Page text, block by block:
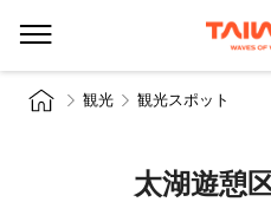
観光 観光スポット
太湖遊憩